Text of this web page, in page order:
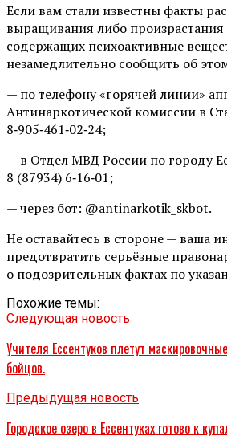
Если вам стали известны факты
выращивания либо произрастания
содержащих психоактивные
незамедлительно сообщить об
— по телефону «горячей линии»
Антинаркотической комиссии в
8‑905‑461‑02‑24;
— в Отдел МВД России по городу
8 (87934) 6‑16‑01;
— через бот: @antinarkotik_skbot.
Не оставайтесь в стороне — ваша
предотвратить серьёзные
о подозрительных фактах по
Похожие темы:
Следующая новость
Учителя Ессентуков плетут
бойцов.
Предыдущая новость
Городское озеро в Ессентуках готово к